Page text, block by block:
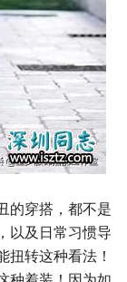
的穿搭，都不是
以及日常习惯导
扭转这种看法！